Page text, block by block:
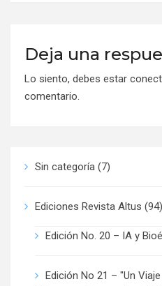
Deja una
Lo siento, debes estar
comentario.
Sin categoría (7)
Ediciones Revista Altus (94)
Edición No. 20 – IA y
Edición No 21 – "Un